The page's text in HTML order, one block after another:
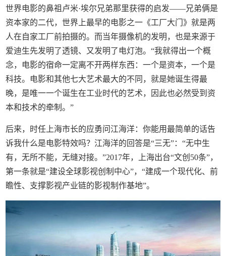
世界电影的鼻祖卢米·埃尔兄弟那里获得的启发——兄弟俩是
资本家的二代，世界上最早的电影之一《工厂大门》就是两
人在自家工厂前拍摄的。而当年摄像机的发明，也是来源于
爱迪生先发明了透镜、又发明了电灯泡。“我就得出一个概
念，电影的宿命一定离不开两样东西：一个是资本，一个是
科技。电影和其他七大艺术最大的不同，就是她诞生得最
晚，是唯一一个诞生在工业时代的艺术，因此也必然受到资
本和技术的牵制。”
后来，时任上海市长的应勇问江海洋：你能用最简单的话告
诉我什么是电影特效吗？江海洋的回答是“三无”：“无中生
有，无所不能，无缝对接。”2017年，上海出台“文创50条”，
第一条就是“建设全球影视创制中心”，“建成一个现代化、前
瞻性、支撑影视产业链的影视制作基地”。